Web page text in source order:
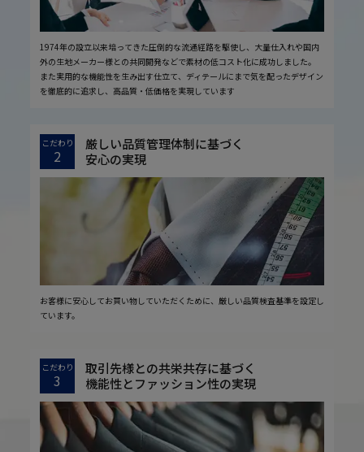
1974年の設立以来培ってきた圧倒的な流通経路を駆使し、大量仕入れや国内
外の生地メーカー様との共同開発などで素材の低コスト化に成功しました。
また実用的な機能性を生み出す仕立て、ディテールにまで気を配ったデザイン
を徹底的に追求し、高品質・低価格を実現しています
こだわり
2
厳しい品質管理体制に基づく
安心の実現
お客様に安心してお買い物していただくために、厳しい品質検査基準を設定し
ています。
こだわり
3
取引先様との共栄共存に基づく
機能性とファッション性の実現